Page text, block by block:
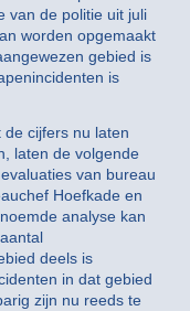
van de politie uit juli
worden opgemaakt
gebied is
is
cijfers nu laten
laten de volgende
van bureau
Hoefkade en
analyse kan
deels is
in dat gebied
zijn nu reeds te